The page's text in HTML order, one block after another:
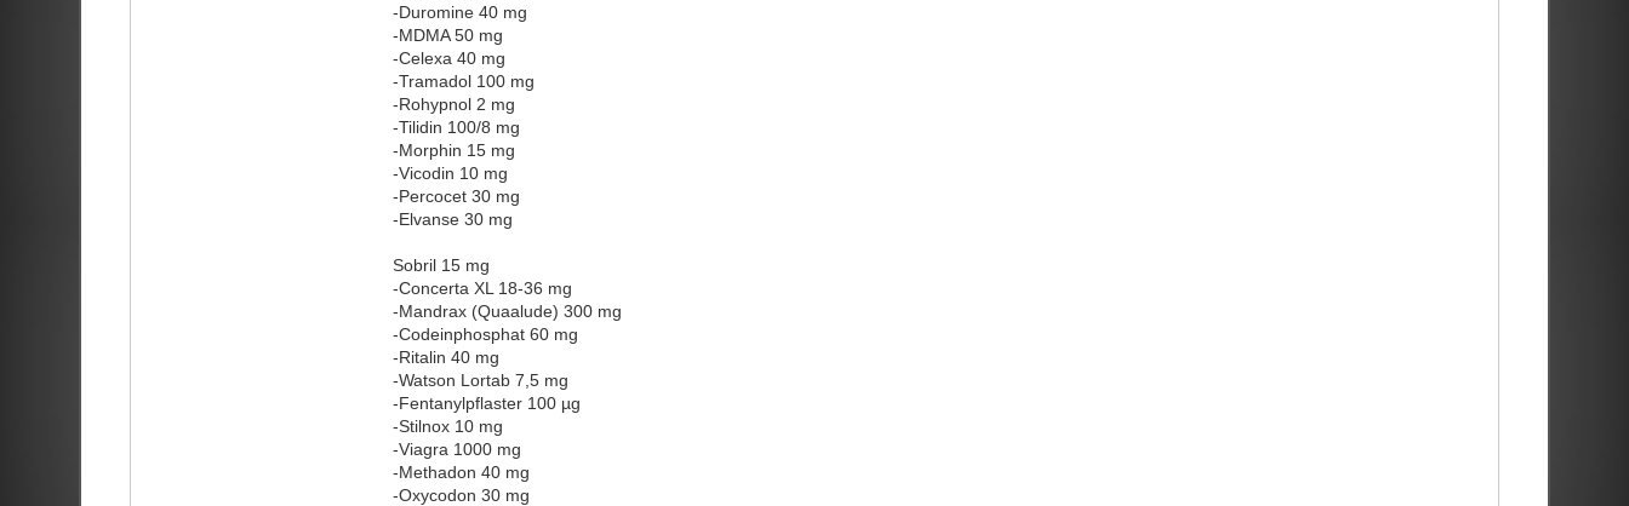
-Duromine 40 mg
-MDMA 50 mg
-Celexa 40 mg
-Tramadol 100 mg
-Rohypnol 2 mg
-Tilidin 100/8 mg
-Morphin 15 mg
-Vicodin 10 mg
-Percocet 30 mg
-Elvanse 30 mg
Sobril 15 mg
-Concerta XL 18-36 mg
-Mandrax (Quaalude) 300 mg
-Codeinphosphat 60 mg
-Ritalin 40 mg
-Watson Lortab 7,5 mg
-Fentanylpflaster 100 µg
-Stilnox 10 mg
-Viagra 1000 mg
-Methadon 40 mg
-Oxycodon 30 mg